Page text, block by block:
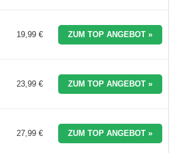
19,99 € ZUM TOP ANGEBOT »
23,99 € ZUM TOP ANGEBOT »
27,99 € ZUM TOP ANGEBOT »